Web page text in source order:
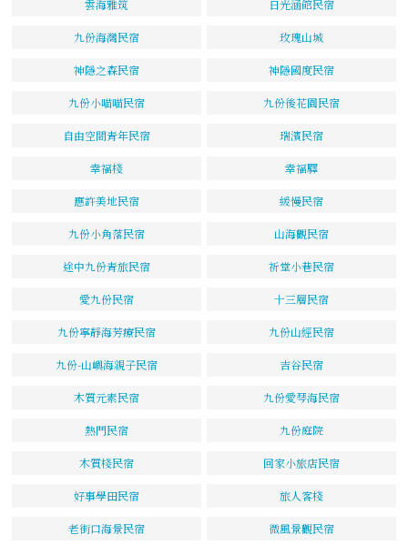
雲海雅筑 日光涵館民宿
九份海灣民宿 玫瑰山城
神隱之森民宿 神隱國度民宿
九份小喵喵民宿 九份後花園民宿
自由空間青年民宿 瑞濱民宿
幸福棧 幸福驛
應許美地民宿 緩慢民宿
九份小角落民宿 山海觀民宿
途中九份青旅民宿 祈堂小巷民宿
愛九份民宿 十三層民宿
九份寧靜海芳療民宿 九份山經民宿
九份-山嶼海親子民宿 吉谷民宿
木質元素民宿 九份愛琴海民宿
熱門民宿 九份庭院
木質棧民宿 回家小旅店民宿
好事學田民宿 旅人客棧
老街口海景民宿 微風景觀民宿